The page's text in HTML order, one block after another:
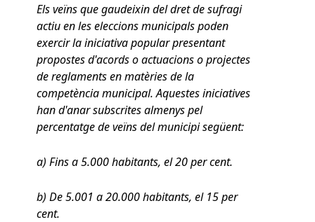
Els veïns que gaudeixin del dret de sufragi
actiu en les eleccions municipals poden
exercir la iniciativa popular presentant
propostes d'acords o actuacions o projectes
de reglaments en matèries de la
competència municipal. Aquestes iniciatives
han d'anar subscrites almenys pel
percentatge de veïns del municipi següent:
a) Fins a 5.000 habitants, el 20 per cent.
b) De 5.001 a 20.000 habitants, el 15 per
cent.